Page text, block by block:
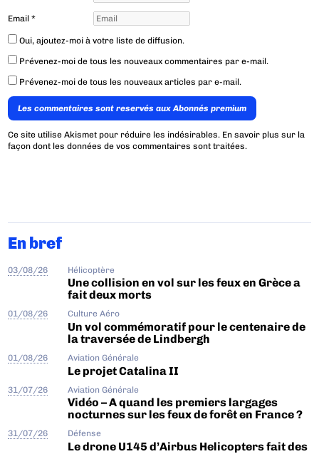
Email*
Oui, ajoutez-moi à votre liste de diffusion.
Prévenez-moi de tous les nouveaux commentaires par e-mail.
Prévenez-moi de tous les nouveaux articles par e-mail.
Les commentaires sont reservés aux Abonnés premium
Ce site utilise Akismet pour réduire les indésirables. En savoir plus sur la
façon dont les données de vos commentaires sont traitées.
En bref
03/08/26 Hélicoptère
Une collision en vol sur les feux en Grèce a
fait deux morts
01/08/26 Culture Aéro
Un vol commémoratif pour le centenaire de
la traversée de Lindbergh
01/08/26 Aviation Générale
Le projet Catalina II
31/07/26 Aviation Générale
Vidéo – A quand les premiers largages
nocturnes sur les feux de forêt en France ?
31/07/26 Défense
Le drone U145 d’Airbus Helicopters fait des